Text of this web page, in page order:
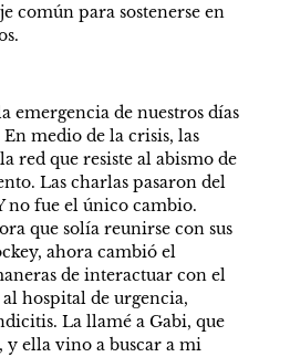
común para sostenerse en
emergencia de nuestros días
medio de la crisis, las
red que resiste al abismo de
Las charlas pasaron del
no fue el único cambio.
que solía reunirse con sus
ahora cambió el
de interactuar con el
hospital de urgencia,
La llamé a Gabi, que
y ella vino a buscar a mi